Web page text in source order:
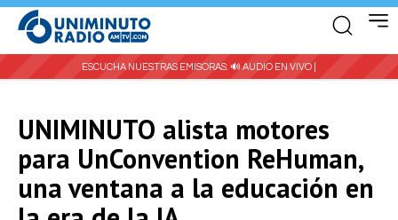
ESCUCHA NUESTRAS EMISORAS: 🔊 AUDIO EN VIVO |
UNIMINUTO alista motores
para UnConvention ReHuman,
una ventana a la educación en